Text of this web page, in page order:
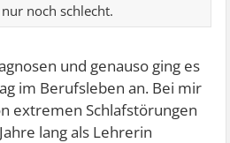
noch schlecht.
und genauso ging es
im Berufsleben an. Bei mir
extremen Schlafstörungen
lang als Lehrerin